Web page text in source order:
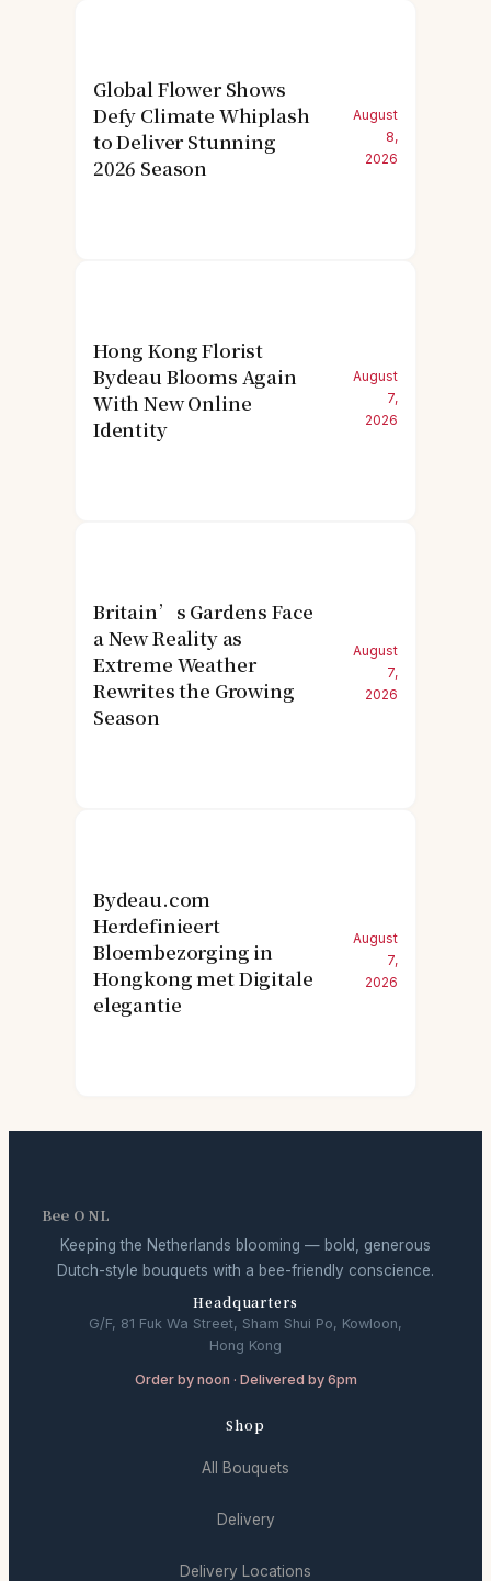
Global Flower Shows
Defy Climate Whiplash
to Deliver Stunning
2026 Season
August
8,
2026
Hong Kong Florist
Bydeau Blooms Again
With New Online
Identity
August
7,
2026
Britain’s Gardens Face
a New Reality as
Extreme Weather
Rewrites the Growing
Season
August
7,
2026
Bydeau.com
Herdefinieert
Bloembezorging in
Hongkong met Digitale
elegantie
August
7,
2026
Bee O NL
Keeping the Netherlands blooming — bold, generous
Dutch-style bouquets with a bee-friendly conscience.
Headquarters
G/F, 81 Fuk Wa Street, Sham Shui Po, Kowloon,
Hong Kong
Order by noon · Delivered by 6pm
Shop
All Bouquets
Delivery
Delivery Locations